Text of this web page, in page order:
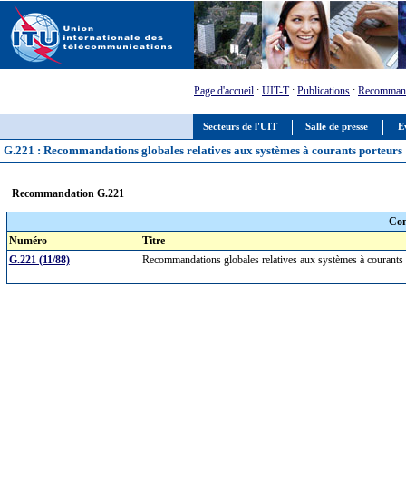
Secteurs de l'UIT Salle de presse
Page d'accueil : UIT-T: Publications :
G.221 : Recommandations globales relatives aux systèmes à courants porteurs
Recommandation G.221
Numéro
Titre
G.221 (11/88)
Recommandations globales relatives aux systèmes à